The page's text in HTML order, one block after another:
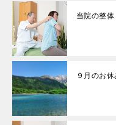
当院の整体
９月のお